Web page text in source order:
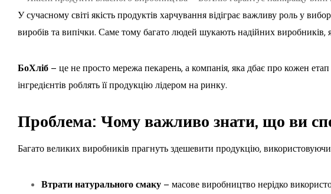
У сучасному світі якість продуктів харчування відіграє важливу роль у
виробів та випічки. Саме тому багато людей шукають надійних виробників,
БоХліб – це не просто мережа пекарень, а компанія, яка дбає про кожен
інгредієнтів роблять її продукцію лідером на ринку.
Проблема: Чому важливо знати, що ви
Багато великих виробників прагнуть здешевити продукцію,
Втрати натурального смаку – масове виробництво нерідко